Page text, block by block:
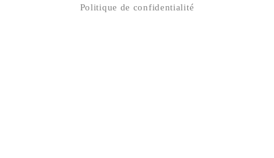
Politique de confidentialité